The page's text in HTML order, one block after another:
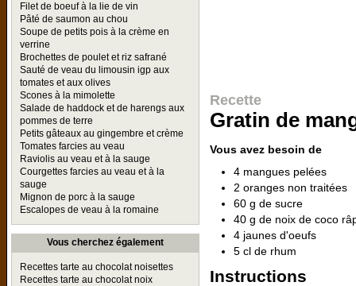
Filet de boeuf à la lie de vin
Pâté de saumon au chou
Soupe de petits pois à la crème en
verrine
Brochettes de poulet et riz safrané
Sauté de veau du limousin igp aux
tomates et aux olives
Scones à la mimolette
Salade de haddock et de harengs aux
pommes de terre
Petits gâteaux au gingembre et crème
Tomates farcies au veau
Raviolis au veau et à la sauge
Courgettes farcies au veau et à la
sauge
Mignon de porc à la sauge
Escalopes de veau à la romaine
Vous cherchez également
Recettes tarte au chocolat noisettes
Recettes tarte au chocolat noix
Recette
Gratin de
Vous avez besoin de
4 mangues pelées
2 oranges non traitées
60 g de sucre
40 g de noix de coco
4 jaunes d'oeufs
5 cl de rhum
Instructions